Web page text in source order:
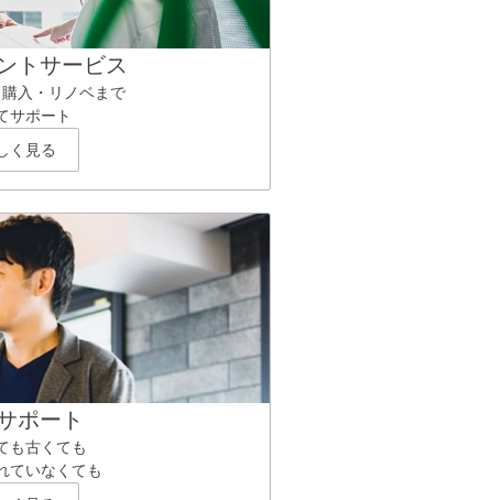
トサービス
入・リノベまで
サポート
く見る
ポート
も古くても
ていなくても